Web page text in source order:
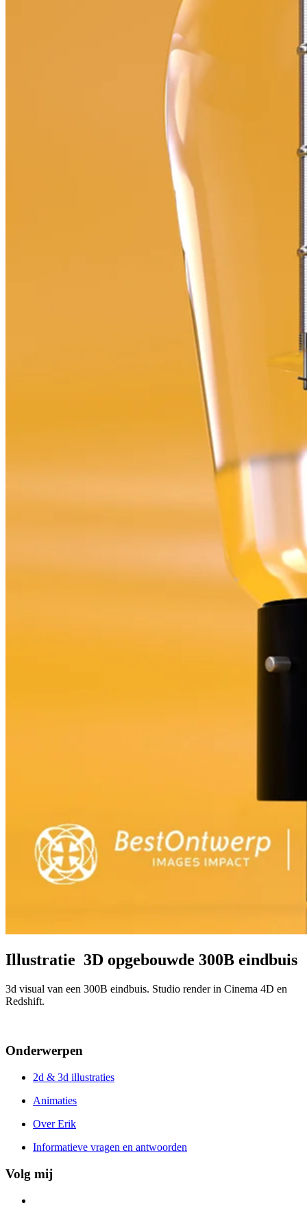
Illustratie 3D opgebouwde 300B eindbuis
3d visual van een 300B eindbuis. Studio render in Cinema 4D en
Redshift.
Onderwerpen
2d & 3d illustraties
Animaties
Over Erik
Informatieve vragen en antwoorden
Volg mij